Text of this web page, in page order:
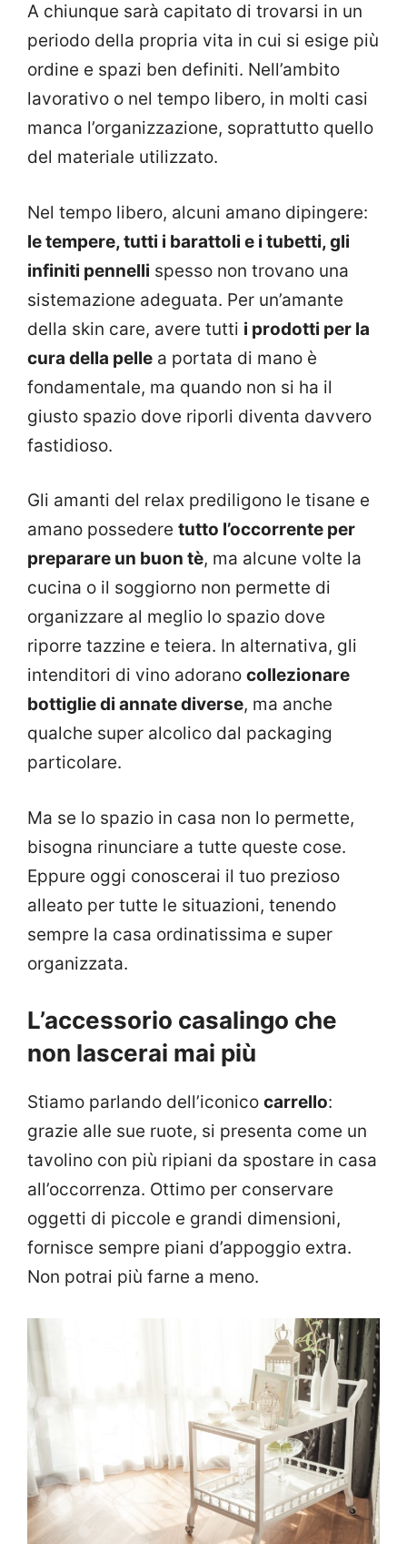
A chiunque sarà capitato di trovarsi in un
periodo della propria vita in cui si esige più
ordine e spazi ben definiti. Nell’ambito
lavorativo o nel tempo libero, in molti casi
manca l’organizzazione, soprattutto quello
del materiale utilizzato.
Nel tempo libero, alcuni amano dipingere:
le tempere, tutti i barattoli e i tubetti, gli
infiniti pennelli spesso non trovano una
sistemazione adeguata. Per un’amante
della skin care, avere tutti i prodotti per la
cura della pelle a portata di mano è
fondamentale, ma quando non si ha il
giusto spazio dove riporli diventa davvero
fastidioso.
Gli amanti del relax prediligono le tisane e
amano possedere tutto l’occorrente per
preparare un buon tè, ma alcune volte la
cucina o il soggiorno non permette di
organizzare al meglio lo spazio dove
riporre tazzine e teiera. In alternativa, gli
intenditori di vino adorano collezionare
bottiglie di annate diverse, ma anche
qualche super alcolico dal packaging
particolare.
Ma se lo spazio in casa non lo permette,
bisogna rinunciare a tutte queste cose.
Eppure oggi conoscerai il tuo prezioso
alleato per tutte le situazioni, tenendo
sempre la casa ordinatissima e super
organizzata.
L’accessorio casalingo che
non lascerai mai più
Stiamo parlando dell’iconico carrello:
grazie alle sue ruote, si presenta come un
tavolino con più ripiani da spostare in casa
all’occorrenza. Ottimo per conservare
oggetti di piccole e grandi dimensioni,
fornisce sempre piani d’appoggio extra.
Non potrai più farne a meno.